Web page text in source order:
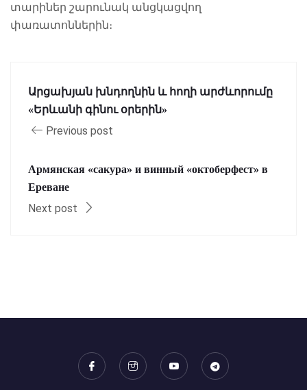
տարիներ շարունակ անցկացվող
փառատոններին։
Արցախյան խնդողնին և հողի արժևորումը
«Երևանի գինու օրերին»
Previous post
Армянская «сакура» и винный «октоберфест» в
Ереване
Next post